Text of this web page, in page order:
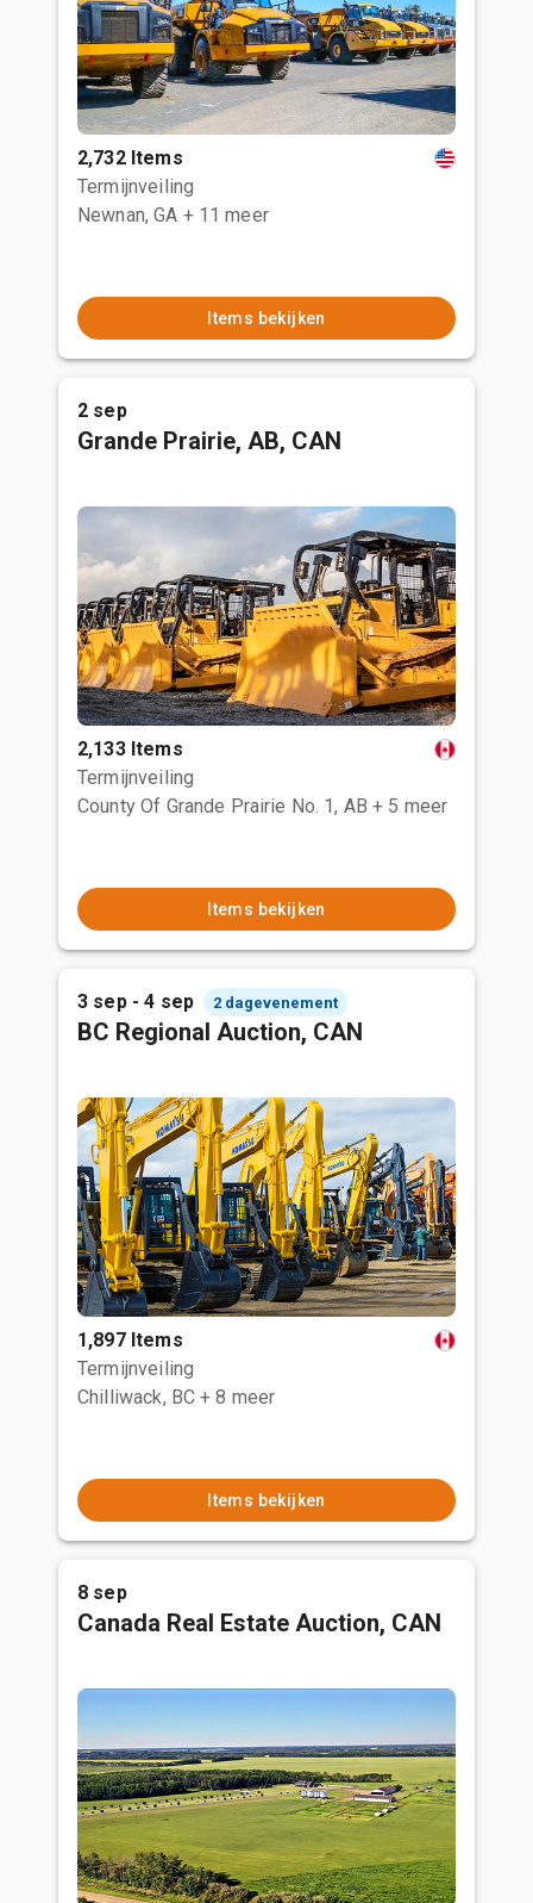
2,732 Items
Termijnveiling
Newnan, GA + 11 meer
Items bekijken
2 sep
Grande Prairie, AB, CAN
2,133 Items
Termijnveiling
County Of Grande Prairie No. 1, AB + 5 meer
Items bekijken
3 sep - 4 sep 2 dagevenement
BC Regional Auction, CAN
1,897 Items
Termijnveiling
Chilliwack, BC + 8 meer
Items bekijken
8 sep
Canada Real Estate Auction, CAN